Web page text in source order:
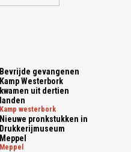
Bevrijde gevangenen
Kamp Westerbork
kwamen uit dertien
landen
kamp westerbork
Nieuwe pronkstukken in
Drukkerijmuseum
Meppel
meppel